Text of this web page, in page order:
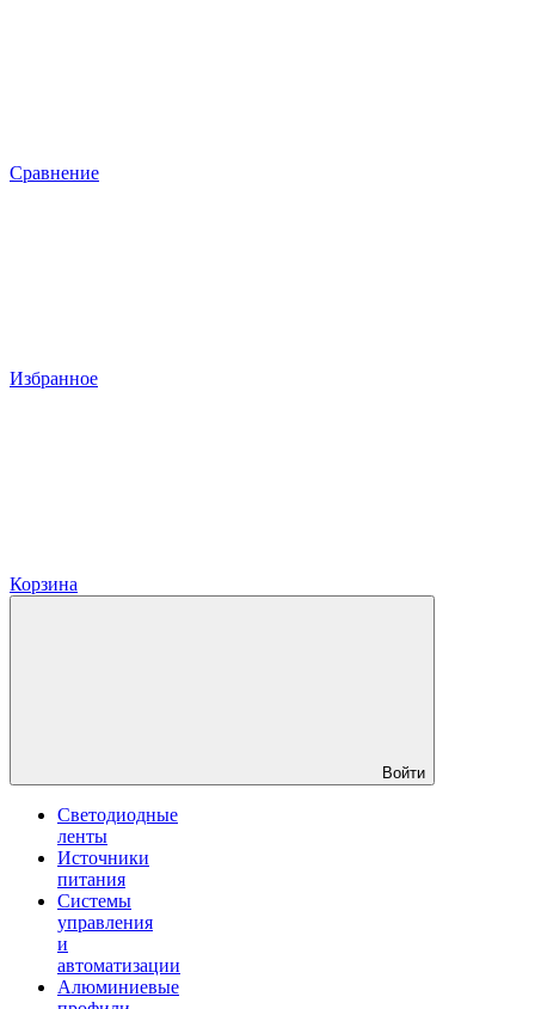
Сравнение
Избранное
Корзина
Войти
Светодиодные
ленты
Источники
питания
Системы
управления
и
автоматизации
Алюминиевые